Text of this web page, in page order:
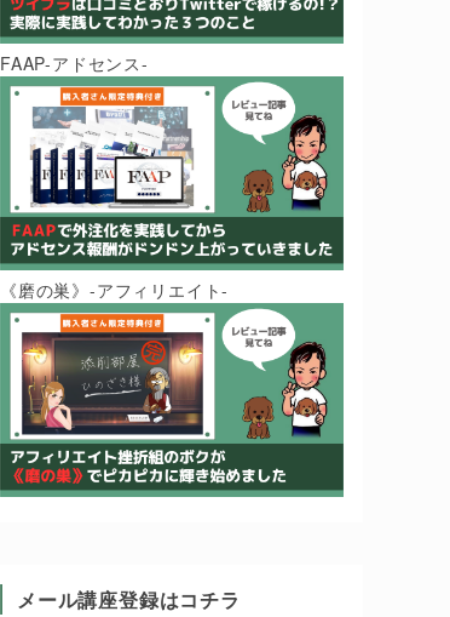
FAAP-アドセンス-
《磨の巣》-アフィリエイト-
メール講座登録はコチラ